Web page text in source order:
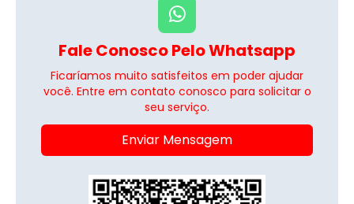
Fale Conosco Pelo Whatsapp
Ficaríamos muito satisfeitos em poder ajudar
você. Entre em contato conosco para solicitar o
seu serviço.
Enviar Mensagem